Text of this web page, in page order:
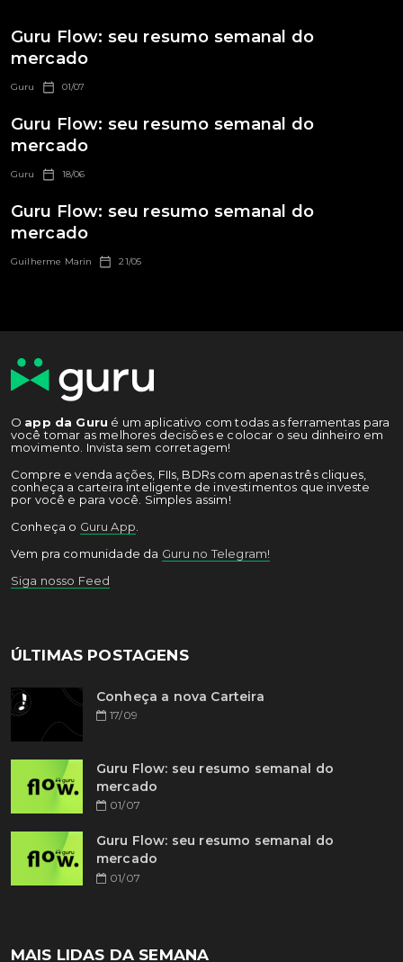
Guru Flow: seu resumo semanal do
mercado
Guru 01/07
Guru Flow: seu resumo semanal do
mercado
Guru 18/06
Guru Flow: seu resumo semanal do
mercado
Guilherme Marin 21/05
O app da Guru é um aplicativo com todas as ferramentas para
você tomar as melhores decisões e colocar o seu dinheiro em
movimento. Invista sem corretagem!
Compre e venda ações, FIIs, BDRs com apenas três cliques,
conheça a carteira inteligente de investimentos que investe
por você e para você. Simples assim!
Conheça o Guru App
Vem pra comunidade da Guru no Telegram!
Siga nosso Feed
ÚLTIMAS POSTAGENS
Conheça a nova Carteira
17/09
Guru Flow: seu resumo semanal do
mercado
01/07
Guru Flow: seu resumo semanal do
mercado
01/07
MAIS LIDAS DA SEMANA